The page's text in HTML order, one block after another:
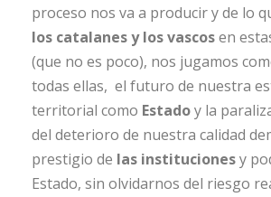
proceso nos va a producir y de lo
los catalanes y los vascosen
(que no es poco), nos jugamos
todas ellas, el futuro de nuestra
territorial como Estadoy la
del deterioro de nuestra calidad
prestigio de las institucionesy
Estado, sin olvidarnos del riesgo